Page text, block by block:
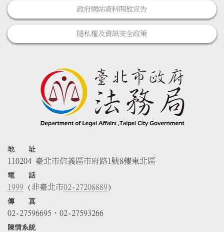
政府網站資料開放宣告
隱私權及資訊安全政策
地 址
110204 臺北市信義區市府路1號8樓東北區
電 話
1999 (非臺北市02-27208889)
傳 真
02-27596695、02-27593266
陳情系統